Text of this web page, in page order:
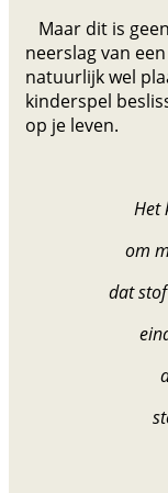
Maar dit is
neerslag van
natuurlijk wel
kinderspel
op je leven.
Het
om
dat